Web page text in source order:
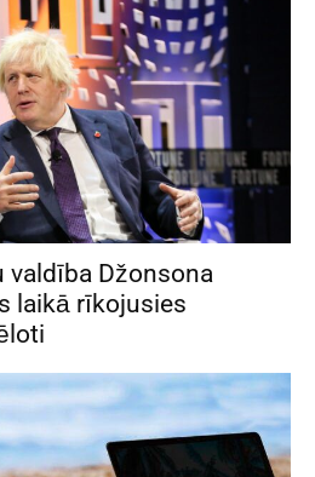
valdība Džonsona
laikā rīkojusies